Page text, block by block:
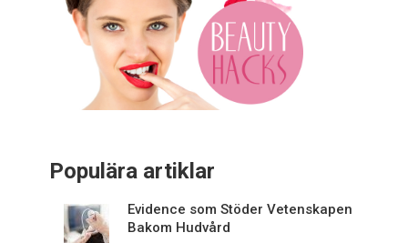
Populära artiklar
Evidence som Stöder Vetenskapen
Bakom Hudvård